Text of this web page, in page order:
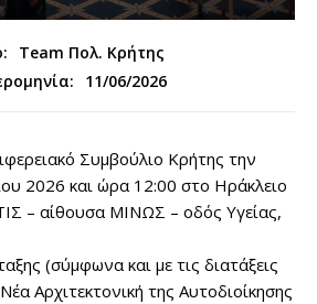
Team Πολ. Κρήτης
11/06/2026
Συμβούλιο Κρήτης την
2026 και ώρα 12:00 στο Ηράκλειο
– αίθουσα ΜΙΝΩΣ – οδός Υγείας,
(σύμφωνα και με τις διατάξεις
Αρχιτεκτονική της Αυτοδιοίκησης